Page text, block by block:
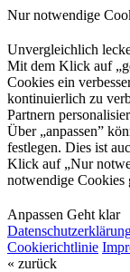
Nur notwendige
Unvergleichlich
Mit dem Klick auf
Cookies ein
kontinuierlich zu
Partnern
Über „anpassen”
festlegen. Dies ist
Klick auf „Nur
notwendige Cookies
Anpassen Geht klar
Cookierichtlinie
« zurück